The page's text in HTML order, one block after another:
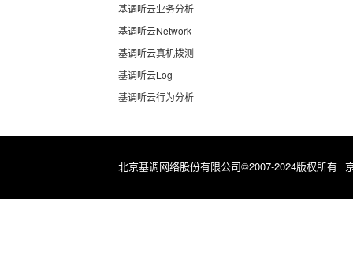
基调听云业务分析
基调听云Network
基调听云真机拨测
基调听云Log
基调听云行为分析
北京基调网络股份有限公司©2007-2024版权所有